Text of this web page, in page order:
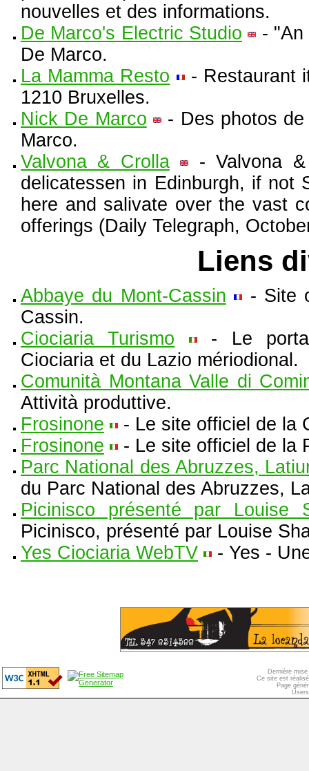
nouvelles et des informations.
De Marco's Electric Studio
- "An
De Marco.
La Mamma Resto
- Restaurant
1210 Bruxelles.
Nick De Marco
- Des photos
Marco.
Valvona & Crolla
- Valvona
delicatessen in Edinburgh, if not
here and salivate over the vast
offerings (Daily Telegraph,
Liens
Abbaye du Mont-Cassin
- Site
Cassin.
Ciociaria Turismo
- Le
Ciociaria et du Lazio mériodional.
Comunità Montana Valle di
Attività produttive.
Frosinone
- Le site officiel de la
Frosinone
- Le site officiel de la
Parc National des Abruzzes,
du Parc National des Abruzzes,
Picinisco présenté par Louise
Picinisco, présenté par Louise
Yes Ciociaria WebTV
- Yes -
Dernière
Ce site est
Page